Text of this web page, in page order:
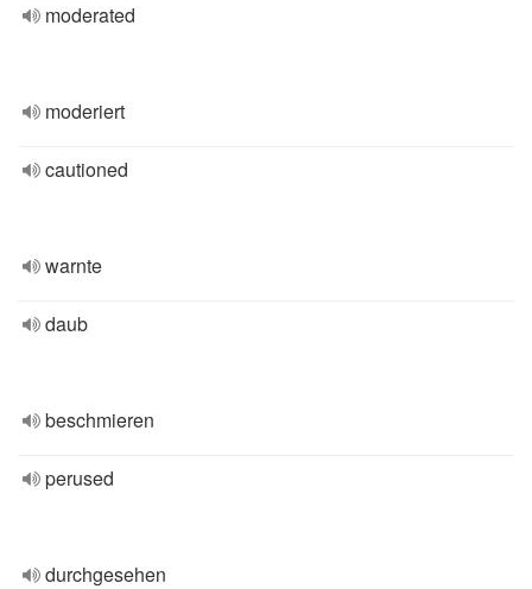
moderated
moderiert
cautioned
warnte
daub
beschmieren
perused
durchgesehen